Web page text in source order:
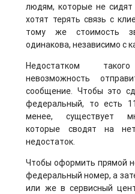
людям, которые не
хотят терять связь с
тому же стоимость
одинакова, независимо с
Недостатком
невозможность
сообщение. Чтобы это
федеральный, то есть
менее, существует
которые сводят на
недостаток.
Чтобы оформить прямой
федеральный номер, а
или же в сервисный